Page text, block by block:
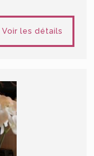
Voir les détails